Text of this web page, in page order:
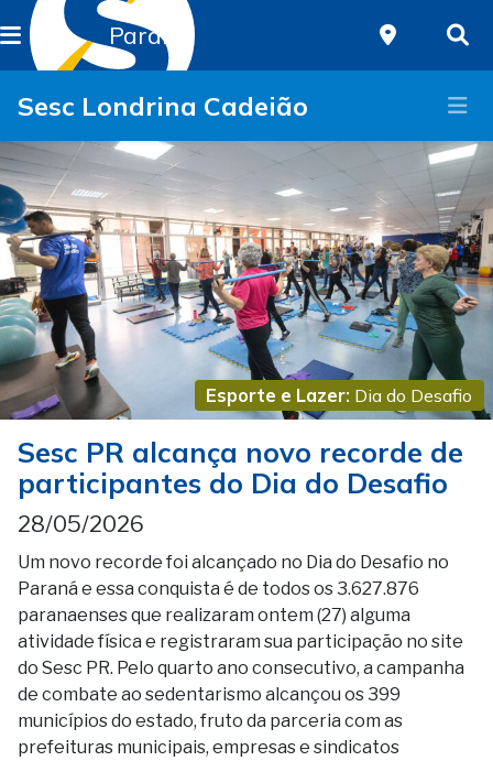
Paraná
Sesc Londrina Cadeião
Esporte e Lazer: Dia do Desafio
Sesc PR alcança novo recorde de
participantes do Dia do Desafio
28/05/2026
Um novo recorde foi alcançado no Dia do Desafio no
Paraná e essa conquista é de todos os 3.627.876
paranaenses que realizaram ontem (27) alguma
atividade física e registraram sua participação no site
do Sesc PR. Pelo quarto ano consecutivo, a campanha
de combate ao sedentarismo alcançou os 399
municípios do estado, fruto da parceria com as
prefeituras municipais, empresas e sindicatos